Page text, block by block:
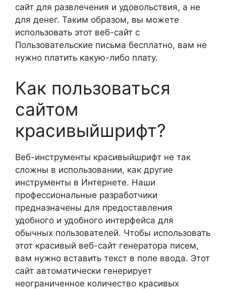
сайт для развлечения и удовольствия, а не
для денег. Таким образом, вы можете
использовать этот веб-сайт с
Пользовательские письма бесплатно, вам не
нужно платить какую-либо плату.
Как пользоваться
сайтом
красивыйшрифт?
Веб-инструменты красивыйшрифт не так
сложны в использовании, как другие
инструменты в Интернете. Наши
профессиональные разработчики
предназначены для предоставления
удобного и удобного интерфейса для
обычных пользователей. Чтобы использовать
этот красивый веб-сайт генератора писем,
вам нужно вставить текст в поле ввода. Этот
сайт автоматически генерирует
неограниченное количество красивых